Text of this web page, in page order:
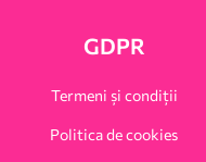
GDPR
Termeni și condiții
Politica de cookies